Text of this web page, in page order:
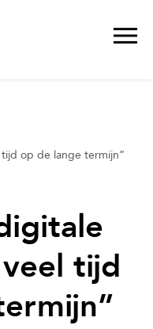
op de lange termijn”
tijd